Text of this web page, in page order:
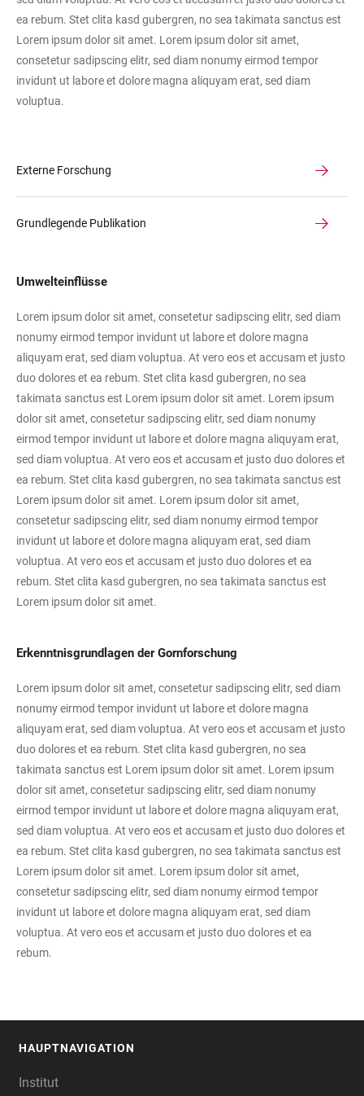
ea rebum. Stet clita kasd gubergren, no sea takimata sanctus est
Lorem ipsum dolor sit amet. Lorem ipsum dolor sit amet,
consetetur sadipscing elitr, sed diam nonumy eirmod tempor
invidunt ut labore et dolore magna aliquyam erat, sed diam
voluptua.
Externe Forschung
Grundlegende Publikation
Umwelteinflüsse
Lorem ipsum dolor sit amet, consetetur sadipscing elitr, sed diam
nonumy eirmod tempor invidunt ut labore et dolore magna
aliquyam erat, sed diam voluptua. At vero eos et accusam et justo
duo dolores et ea rebum. Stet clita kasd gubergren, no sea
takimata sanctus est Lorem ipsum dolor sit amet. Lorem ipsum
dolor sit amet, consetetur sadipscing elitr, sed diam nonumy
eirmod tempor invidunt ut labore et dolore magna aliquyam erat,
sed diam voluptua. At vero eos et accusam et justo duo dolores et
ea rebum. Stet clita kasd gubergren, no sea takimata sanctus est
Lorem ipsum dolor sit amet. Lorem ipsum dolor sit amet,
consetetur sadipscing elitr, sed diam nonumy eirmod tempor
invidunt ut labore et dolore magna aliquyam erat, sed diam
voluptua. At vero eos et accusam et justo duo dolores et ea
rebum. Stet clita kasd gubergren, no sea takimata sanctus est
Lorem ipsum dolor sit amet.
Erkenntnisgrundlagen der Gornforschung
Lorem ipsum dolor sit amet, consetetur sadipscing elitr, sed diam
nonumy eirmod tempor invidunt ut labore et dolore magna
aliquyam erat, sed diam voluptua. At vero eos et accusam et justo
duo dolores et ea rebum. Stet clita kasd gubergren, no sea
takimata sanctus est Lorem ipsum dolor sit amet. Lorem ipsum
dolor sit amet, consetetur sadipscing elitr, sed diam nonumy
eirmod tempor invidunt ut labore et dolore magna aliquyam erat,
sed diam voluptua. At vero eos et accusam et justo duo dolores et
ea rebum. Stet clita kasd gubergren, no sea takimata sanctus est
Lorem ipsum dolor sit amet. Lorem ipsum dolor sit amet,
consetetur sadipscing elitr, sed diam nonumy eirmod tempor
invidunt ut labore et dolore magna aliquyam erat, sed diam
voluptua. At vero eos et accusam et justo duo dolores et ea
rebum.
HAUPTNAVIGATION
Institut